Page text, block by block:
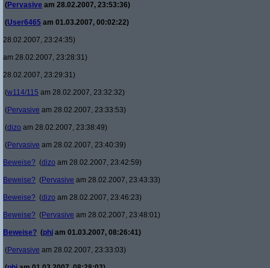
(Pervasive am 28.02.2007, 23:53:36)
(User6465 am 01.03.2007, 00:02:22)
28.02.2007, 23:24:35)
am 28.02.2007, 23:28:31)
28.02.2007, 23:29:31)
(w114/115 am 28.02.2007, 23:32:32)
(Pervasive am 28.02.2007, 23:33:53)
(dizo am 28.02.2007, 23:38:49)
(Pervasive am 28.02.2007, 23:40:39)
Beweise? (dizo am 28.02.2007, 23:42:59)
Beweise? (Pervasive am 28.02.2007, 23:43:33)
Beweise? (dizo am 28.02.2007, 23:46:23)
Beweise? (Pervasive am 28.02.2007, 23:48:01)
Beweise? (phj am 01.03.2007, 08:26:41)
(Pervasive am 28.02.2007, 23:33:03)